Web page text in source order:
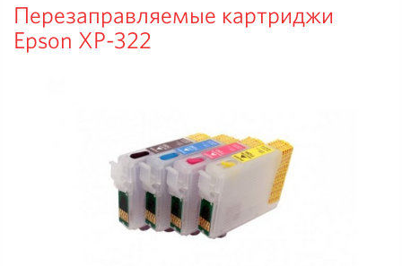
Перезаправляемые картриджи
Epson XP-322